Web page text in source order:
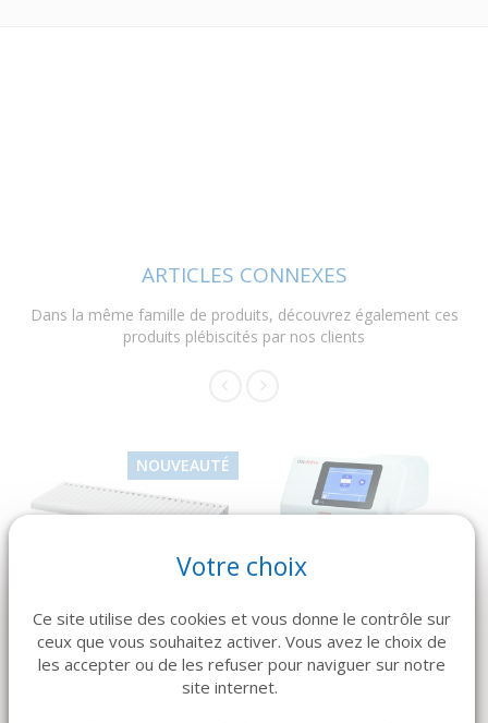
ARTICLES CONNEXES
Dans la même famille de produits, découvrez également ces
produits plébiscités par nos clients
NOUVEAUTÉ
PLATEAU CONFORT
AVEC ROULEAUX
POUR MELAseal 300
OZOACTIVE Promo
ADF 2020
Votre choix
Ce site utilise des cookies et vous donne le contrôle sur
ceux que vous souhaitez activer. Vous avez le choix de
les accepter ou de les refuser pour naviguer sur notre
site internet.